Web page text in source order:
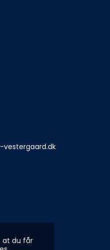
at du får
vestergaard.dk